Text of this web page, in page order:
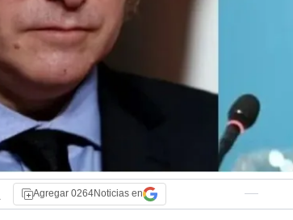
Agregar 0264Noticias en